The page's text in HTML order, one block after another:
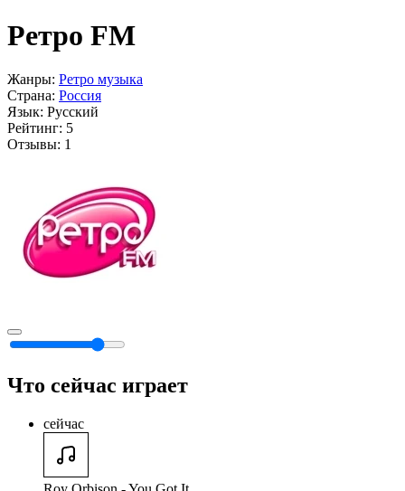
Ретро FM
Жанры: Ретро музыка
Страна: Россия
Язык: Русский
Рейтинг: 5
Отзывы: 1
Что сейчас играет
сейчас